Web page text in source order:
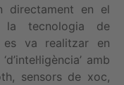
directament en el
la tecnologia de
es va realitzar en
amb
sensors de xoc,